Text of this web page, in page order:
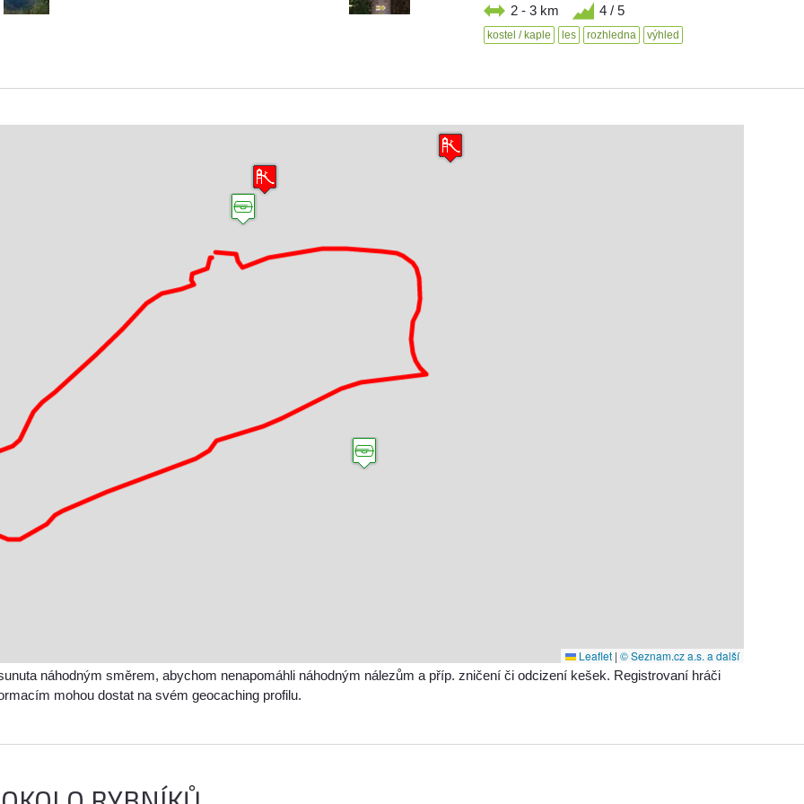
2 - 3 km 4 / 5
kostel / kaple les rozhledna výhled
Leaflet | © Seznam.cz a.s. a další
náhodným směrem, abychom nenapomáhli náhodným nálezům a příp. zničení či odcizení kešek. Registrovaní hráči
mohou dostat na svém geocaching profilu.